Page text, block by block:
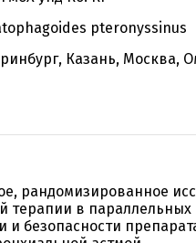
pteronyssinus
Казань, Москва,
рандомизированное
терапии в
безопасности